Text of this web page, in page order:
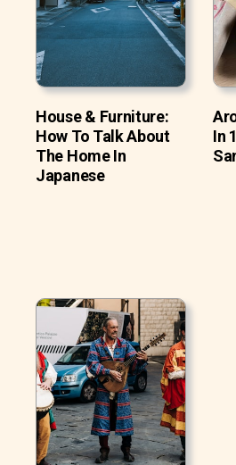
House & Furniture:
How To Talk About
The Home In
Japanese
In